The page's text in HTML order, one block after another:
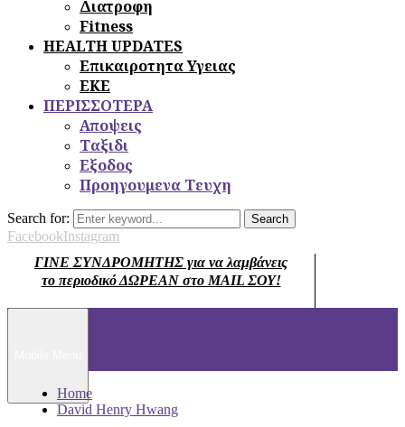
Διατροφη
Fitness
HEALTH UPDATES
Επικαιροτητα Υγειας
ΕΚΕ
ΠΕΡΙΣΣΟΤΕΡΑ
Αποψεις
Ταξιδι
Εξοδος
Προηγουμενα Τευχη
Search for: Search
FacebookInstagram
ΓΙΝΕ ΣΥΝΔΡΟΜΗΤΗΣ για να λαμβάνεις
το περιοδικό ΔΩΡΕΑΝ στο MAIL ΣΟΥ!
Home
David Henry Hwang